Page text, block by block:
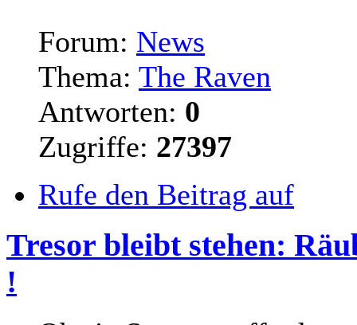
Forum: News
Thema: The Raven
Antworten: 0
Zugriffe: 27397
Rufe den Beitrag auf
Tresor bleibt stehen:
!